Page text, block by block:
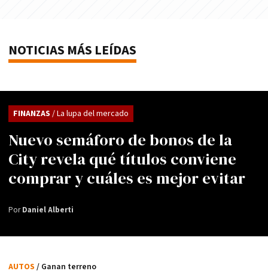
NOTICIAS MÁS LEÍDAS
Nuevo semáforo de bonos de la
City revela qué títulos conviene
comprar y cuáles es mejor evitar
FINANZAS / La lupa del mercado
PorDaniel Alberti
AUTOS / Ganan terreno